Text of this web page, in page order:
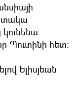
Պուտինի հետ։
Ելիսյեան